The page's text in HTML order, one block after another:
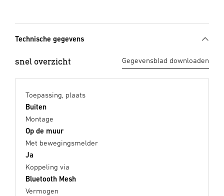
Technische gegevens
snel overzicht Gegevensblad downloaden
Toepassing, plaats
Buiten
Montage
Op de muur
Met bewegingsmelder
Ja
Koppeling via
Bluetooth Mesh
Vermogen